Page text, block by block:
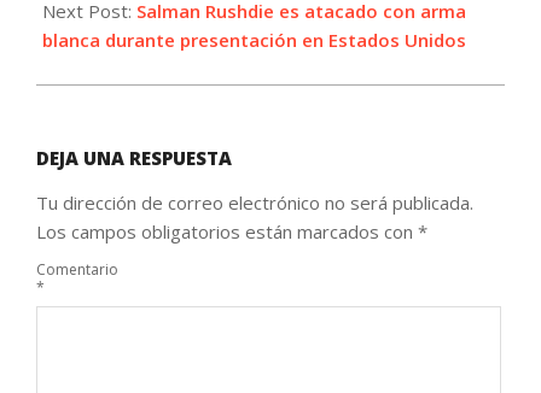
Next Post: Salman Rushdie es atacado con arma
blanca durante presentación en Estados Unidos
DEJA UNA RESPUESTA
Tu dirección de correo electrónico no será publicada.
Los campos obligatorios están marcados con *
Comentario
*